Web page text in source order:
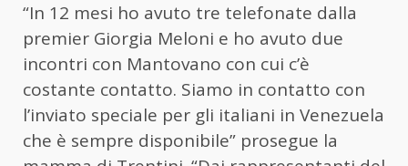
“In 12 mesi ho avuto tre telefonate dalla
premier Giorgia Meloni e ho avuto due
incontri con Mantovano con cui c’è
costante contatto. Siamo in contatto con
l’inviato speciale per gli italiani in Venezuela
che è sempre disponibile” prosegue la